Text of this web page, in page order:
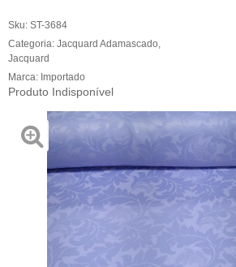
Sku: ST-3684
Categoria: Jacquard Adamascado
Jacquard
Marca: Importado
Produto Indisponível